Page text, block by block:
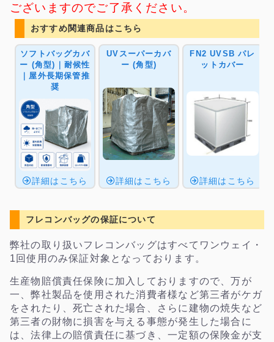
ございますのでご了承ください。
おすすめ関連商品はこちら
ソフトバッグカバ
ー (角型)｜耐候性
｜屋外長期保管推
奨
詳細はこちら
UVスーパーカバ
ー (角型)
詳細はこちら
FN2 UVSB パレ
ットカバー
詳細はこちら
フレコンバッグの保証について
弊社の取り扱いフレコンバッグはすべてワンウェイ・
1回使用のみ保証対象となっております。
生産物賠償責任保険に加入しておりますので、万が
一、弊社製品を使用された消費者様など第三者がケガ
をされたり、死亡された場合、さらに建物の焼失など
第三者の財物に損害を与える事態が発生した場合に
は、法律上の賠償責任に基づき、一定額の保険金が支